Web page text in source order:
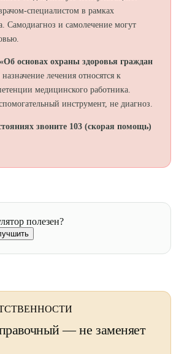
специалистом в рамках
Самодиагноз и самолечение могут
основах охраны здоровья граждан
лечения относятся к
медицинского работника.
инструмент, не диагноз.
звоните 103 (скорая помощь)
полезен?
— не заменяет